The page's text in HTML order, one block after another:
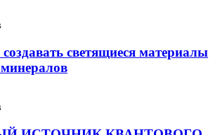
светящиеся материалы